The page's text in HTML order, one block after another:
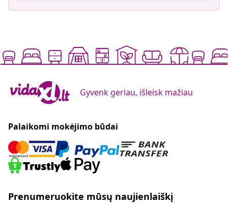
Gyvenk geriau, išleisk mažiau
Palaikomi mokėjimo būdai
Prenumeruokite mūsų naujienlaiškį